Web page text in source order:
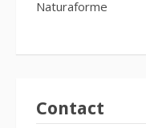
Naturaforme
Contact